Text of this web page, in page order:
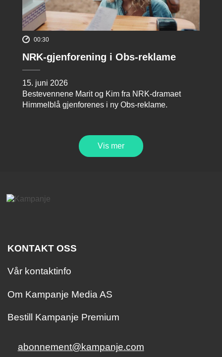
00:30
NRK-gjenforening i Obs-reklame
15. juni 2026
Bestevennene Marit og Kim fra NRK-dramaet
Himmelblå gjenforenes i ny Obs-reklame.
Vis mer
KONTAKT OSS
Vår kontaktinfo
Om Kampanje Media AS
Bestill Kampanje Premium
abonnement@kampanje.com